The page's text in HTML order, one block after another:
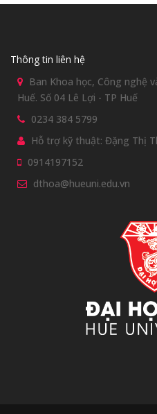
Thông tin liên hệ
Ban Khoa học, Công nghệ
Huế. Số 04 Lê Lợi - TP Huế
0234 384 5799
Hỗ trợ kỹ thuật: Đặng Thị
0914197152
dthoa@hueuni.edu.vn